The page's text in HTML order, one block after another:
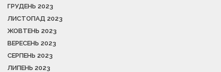
ГРУДЕНЬ 2023
ЛИСТОПАД 2023
ЖОВТЕНЬ 2023
ВЕРЕСЕНЬ 2023
СЕРПЕНЬ 2023
ЛИПЕНЬ 2023